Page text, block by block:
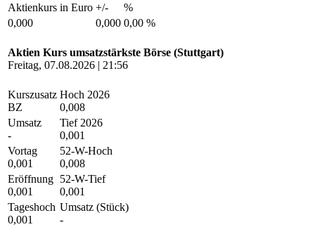
Aktienkurs in Euro +/-
%
0,000
0,000 0,00 %
Aktien Kurs umsatzstärkste Börse (Stuttgart)
Freitag, 07.08.2026 | 21:56
Kurszusatz
BZ
Hoch 2026
0,008
Umsatz
-
Tief 2026
0,001
Vortag
0,001
52-W-Hoch
0,008
Eröffnung
0,001
52-W-Tief
0,001
Tageshoch
0,001
Umsatz (Stück)
-